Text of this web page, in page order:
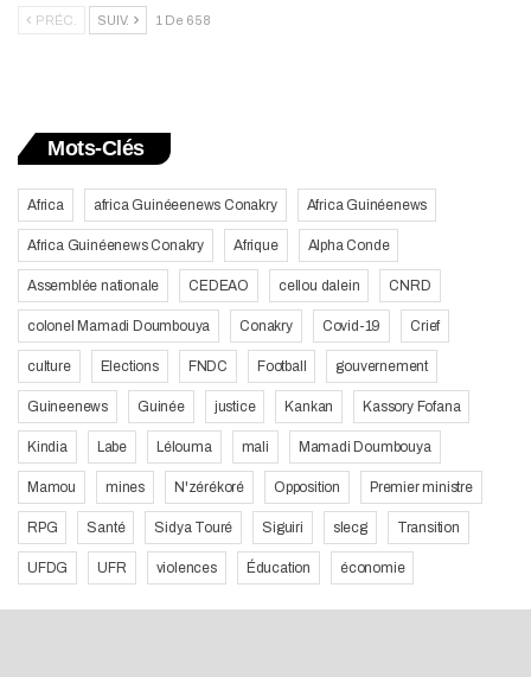
PRÉC. SUIV. 1 De 658
Mots-Clés
Africa africa Guinéeenews Conakry Africa Guinéenews
Africa Guinéenews Conakry Afrique Alpha Conde
Assemblée nationale CEDEAO cellou dalein CNRD
colonel Mamadi Doumbouya Conakry Covid-19 Crief
culture Elections FNDC Football gouvernement
Guineenews Guinée justice Kankan Kassory Fofana
Kindia Labe Lélouma mali Mamadi Doumbouya
Mamou mines N'zérékoré Opposition Premier ministre
RPG Santé Sidya Touré Siguiri slecg Transition
UFDG UFR violences Éducation économie